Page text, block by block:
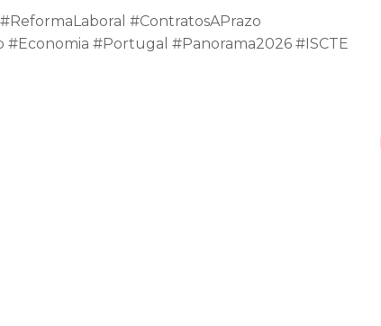
#ContratosAPrazo
#Economia #Portugal #Panorama2026 #ISCTE